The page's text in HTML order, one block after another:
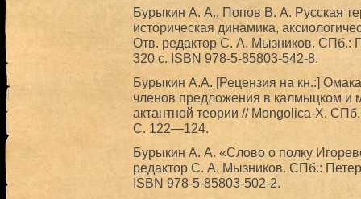
Бурыкин А. А., Попов В. А. Русская
историческая динамика,
Отв. редактор С. А. Мызников. СПб.:
320 с. ISBN 978-5-85803-542-8.
Бурыкин А.А. [Рецензия на кн.:]
членов предложения в калмыцком и
актантной теории // Mongolica-X.
С. 122—124.
Бурыкин А. А. «Слово о полку
редактор С. А. Мызников. СПб.:
ISBN 978-5-85803-502-2.